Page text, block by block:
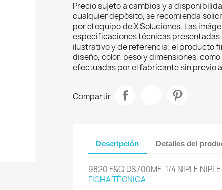
Precio sujeto a cambios y a
cualquier depósito, se recomienda
por el equipo de X Soluciones. Las
especificaciones técnicas
ilustrativo y de referencia; el producto
diseño, color, peso y dimensiones,
efectuadas por el fabricante sin previo
Compartir
Descripción Detalles del
9820 F&Q DS700MF-1/4 NIPLE
FICHA TÉCNICA